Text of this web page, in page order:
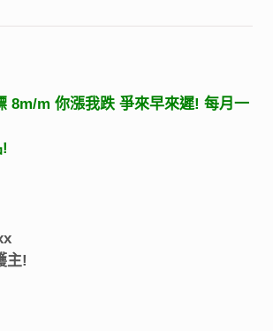
8m/m 你漲我跌 爭來早來遲! 每月一
主!